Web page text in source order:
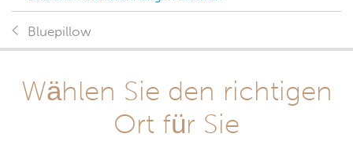
Bluepillow
Wählen Sie den richtigen
Ort für Sie